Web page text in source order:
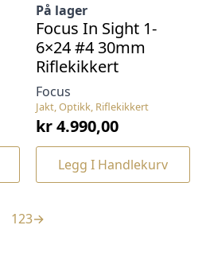
Jakt, Optikk, Riflekikkert
Focus
På lager
Focus In Sight 1-
6×24 #4 30mm
Riflekikkert
kr4.990,00
Legg I Handlekurv
123→